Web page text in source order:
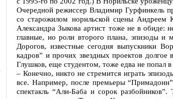
Очередной режиссер Владимир Гурфинкель
со старожилом норильской сцены Андреем
Александра Зыкова артист тоже не в обиде:
главные, но роли второго плана, эпизоды
Дорогов, известные сегодня выпускники
кадров” и прочих звездных проектов
Глушков, еще студентом, тоже едва не попал
– Конечно, никто не стремится играть
все. Например, после премьеры
спектакль “Али-Баба и сорок